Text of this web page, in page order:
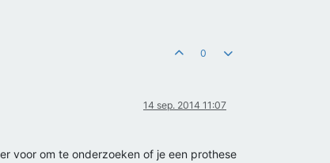
0
14 sep. 2014 11:07
voor om te onderzoeken of je een prothese